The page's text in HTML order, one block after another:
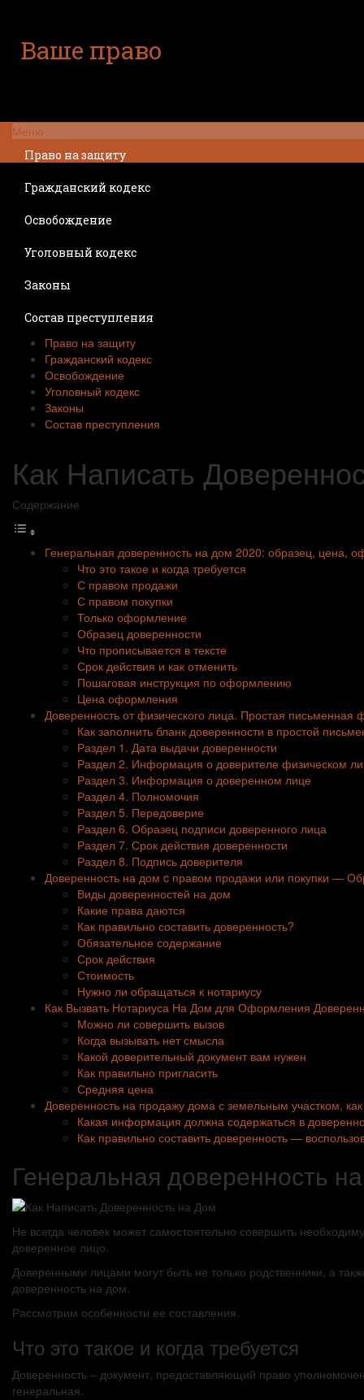
Ваше право
Меню
Право на защиту
Гражданский кодекс
Освобождение
Уголовный кодекс
Законы
Состав преступления
Право на защиту
Гражданский кодекс
Освобождение
Уголовный кодекс
Законы
Состав преступления
Как Написать
Содержание
Генеральная доверенность на дом 2020: образец, цена,
Что это такое и когда требуется
С правом продажи
С правом покупки
Только оформление
Образец доверенности
Что прописывается в тексте
Срок действия и как отменить
Пошаговая инструкция по оформлению
Цена оформления
Доверенность от физического лица. Простая письменная
Как заполнить бланк доверенности в простой
Раздел 1. Дата выдачи доверенности
Раздел 2. Информация о доверителе физическом
Раздел 3. Информация о доверенном лице
Раздел 4. Полномочия
Раздел 5. Передоверие
Раздел 6. Образец подписи доверенного лица
Раздел 7. Срок действия доверенности
Раздел 8. Подпись доверителя
Доверенность на дом c правом продажи или покупки —
Виды доверенностей на дом
Какие права даются
Как правильно составить доверенность?
Обязательное содержание
Срок действия
Стоимость
Нужно ли обращаться к нотариусу
Как Вызвать Нотариуса На Дом для Оформления
Можно ли совершить вызов
Когда вызывать нет смысла
Какой доверительный документ вам нужен
Как правильно пригласить
Средняя цена
Доверенность на продажу дома с земельным участком,
Какая информация должна содержаться в
Как правильно составить доверенность —
Генеральная доверенность
Не всегда человек может самостоятельно совершить
доверенное лицо.
Доверенными лицами могут быть не только родственники, а
доверенность на дом.
Рассмотрим особенности ее составления.
Что это такое и когда требуется
Доверенность – документ, предоставляющий право
генеральная.